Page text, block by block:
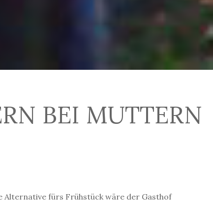
BEI MUTTERN
Alternative fürs Frühstück wäre der Gasthof